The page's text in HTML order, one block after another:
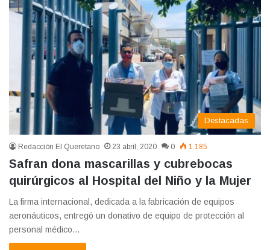
Destacadas
Redacción El Queretano 23 abril, 2020 0 1.185
Safran dona mascarillas y cubrebocas
quirúrgicos al Hospital del Niño y la Mujer
La firma internacional, dedicada a la fabricación de equipos
aeronáuticos, entregó un donativo de equipo de protección al
personal médico…